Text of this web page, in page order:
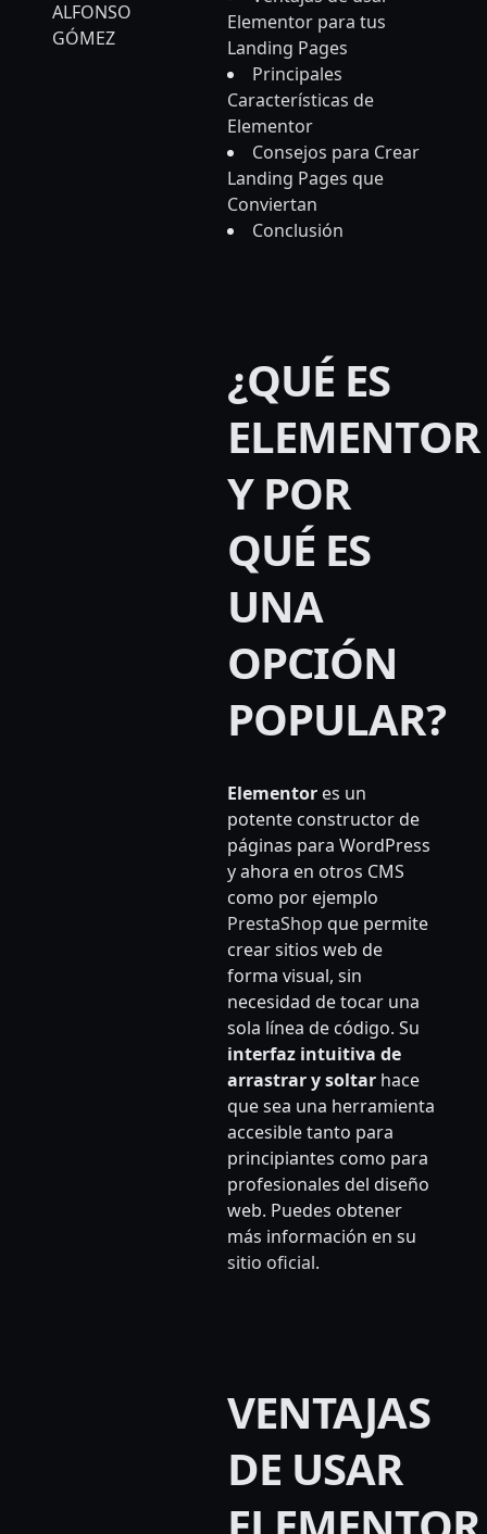
ALFONSO
GÓMEZ
Elementor para tus
Landing Pages
Principales
Características de
Elementor
Consejos para Crear
Landing Pages que
Conviertan
Conclusión
¿QUÉ ES
ELEMENTOR
Y POR
QUÉ ES
UNA
OPCIÓN
POPULAR?
Elementores un
potente constructor de
páginas para WordPress
y ahora en otros CMS
como por ejemplo
PrestaShop que permite
crear sitios web de
forma visual, sin
necesidad de tocar una
sola línea de código. Su
interfaz intuitiva de
arrastrar y soltarhace
que sea una herramienta
accesible tanto para
principiantes como para
profesionales del diseño
web. Puedes obtener
más información en su
sitio oficial.
VENTAJAS
DE USAR